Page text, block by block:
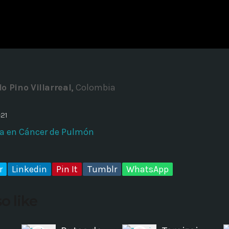
Time
Pino Villarreal, Colombia
en Cáncer de Pulmón
Linkedin Pin It Tumblr WhatsApp